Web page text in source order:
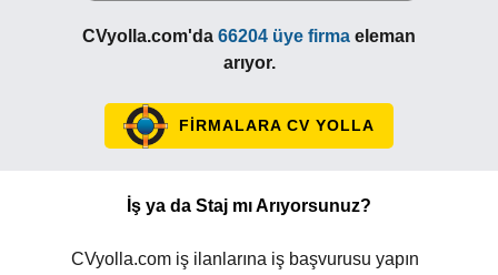
CVyolla.com'da 66204 üye firma eleman
arıyor.
FİRMALARA CV YOLLA
İş ya da Staj mı Arıyorsunuz?
CVyolla.com iş ilanlarına iş başvurusu yapın